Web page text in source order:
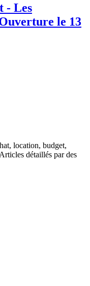
- Les
le 13
location, budget,
détaillés par des